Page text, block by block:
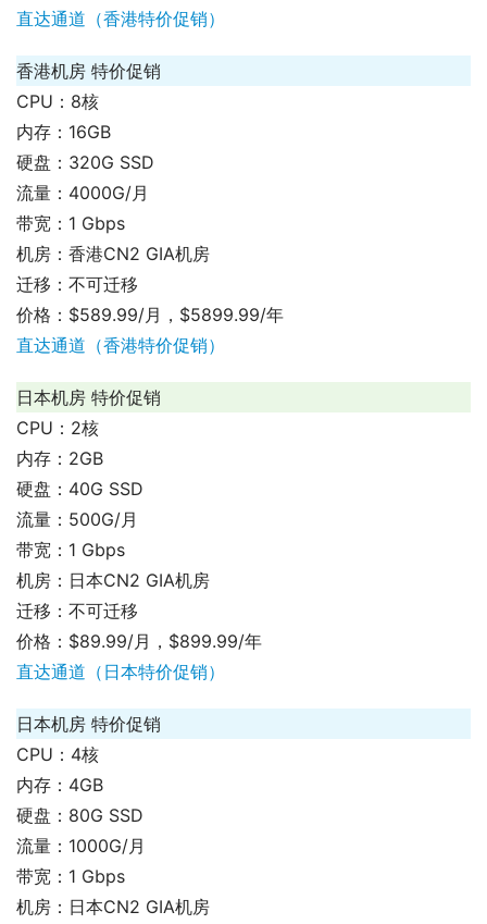
直达通道（香港特价促销）
香港机房 特价促销
CPU：8核
内存：16GB
硬盘：320G SSD
流量：4000G/月
带宽：1 Gbps
机房：香港CN2 GIA机房
迁移：不可迁移
价格：$589.99/月，$5899.99/年
直达通道（香港特价促销）
日本机房 特价促销
CPU：2核
内存：2GB
硬盘：40G SSD
流量：500G/月
带宽：1 Gbps
机房：日本CN2 GIA机房
迁移：不可迁移
价格：$89.99/月，$899.99/年
直达通道（日本特价促销）
日本机房 特价促销
CPU：4核
内存：4GB
硬盘：80G SSD
流量：1000G/月
带宽：1 Gbps
机房：日本CN2 GIA机房